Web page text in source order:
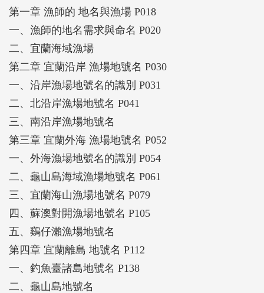
無人島及諸島)、南方澳及北方澳為範圍，蒐集、整
理南方澳老漁師記憶中的舊地。
第一章 漁師的 地名與漁場 P018
一、漁師的地名需求與命名 P020
二、宜蘭海域漁場
第二章 宜蘭沿岸 漁場地號名 P030
一、沿岸漁場地號名的識別 P031
二、北沿岸漁場地號名 P041
三、南沿岸漁場地號名
第三章 宜蘭外海 漁場地號名 P052
一、外海漁場地號名的識別 P054
二、龜山島海域漁場地號名 P061
三、宜蘭海山漁場地號名 P079
四、蘇澳對開漁場地號名 P105
五、鷄仔瀨漁場地號名
第四章 宜蘭離島 地號名 P112
一、釣魚臺諸島地號名 P138
二、龜山島地號名